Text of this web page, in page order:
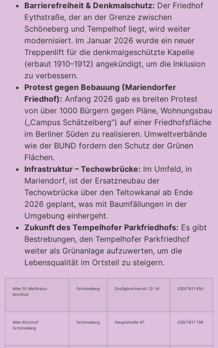
Barrierefreiheit & Denkmalschutz: Der Friedhof
Eythstraße, der an der Grenze zwischen
Schöneberg und Tempelhof liegt, wird weiter
modernisiert. Im Januar 2026 wurde ein neuer
Treppenlift für die denkmalgeschützte Kapelle
(erbaut 1910–1912) angekündigt, um die Inklusion
zu verbessern.
Protest gegen Bebauung (Mariendorfer
Friedhof): Anfang 2026 gab es breiten Protest
von über 1000 Bürgern gegen Pläne, Wohnungsbau
(„Campus Schätzelberg“) auf einer Friedhofsfläche
im Berliner Süden zu realisieren. Umweltverbände
wie der BUND fordern den Schutz der Grünen
Flächen.
Infrastruktur – Techowbrücke: Im Umfeld, in
Mariendorf, ist der Ersatzneubau der
Techowbrücke über den Teltowkanal ab Ende
2026 geplant, was mit Baumfällungen in der
Umgebung einhergeht.
Zukunft des Tempelhofer Parkfriedhofs: Es gibt
Bestrebungen, den Tempelhofer Parkfriedhof
weiter als Grünanlage aufzuwerten, um die
Lebensqualität im Ortsteil zu steigern.
Alter St. Matthäus-
Kirchhof
Schöneberg Großgörschenstr. 12-14 030/7811 850
Alter Kirchhof
Schöneberg
Schöneberg Hauptstraße 47 030/7817 196